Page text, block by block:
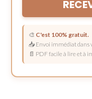
🎨 C'est 100% gratuit.
📥 Envoi immédiat dans
📄 PDF facile à lire et à